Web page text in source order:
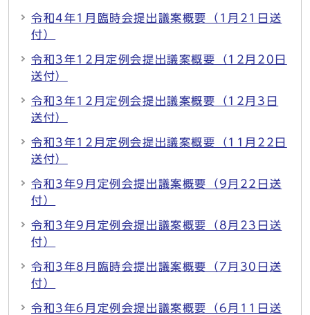
令和4年1月臨時会提出議案概要（1月21日送
付）
令和3年12月定例会提出議案概要（12月20日
送付）
令和3年12月定例会提出議案概要（12月3日
送付）
令和3年12月定例会提出議案概要（11月22日
送付）
令和3年9月定例会提出議案概要（9月22日送
付）
令和3年9月定例会提出議案概要（8月23日送
付）
令和3年8月臨時会提出議案概要（7月30日送
付）
令和3年6月定例会提出議案概要（6月11日送